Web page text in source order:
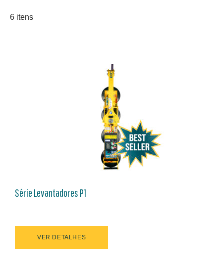
6 itens
Série Levantadores P1
VER DETALHES